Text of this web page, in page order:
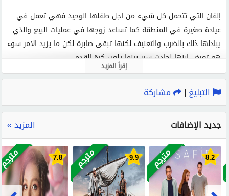
تحمل يا قلبي
مسلسل تحمل يا قلبي
تحمل يا قلبي الحلقة 8
مسلسل تحمل يا قلبي حلقة 8
تحمل يا قلبي الحلقة 8 مترجم
مسلسل تحمل يا قلبي الحلقة 8
تحمل يا قلبي 8 قصة عشق
تحمل يا قلبي 8
إلفان التي تتحمل كل شيء من اجل طفلها الوحيد فهي تعمل في
عيادة صغيرة في المنطقة كما تساعد زوجها في عمليات البيع والذي
يبادلها ذلك بالضرب والتعنيف لكنها تبقى صابرة لكن ما يزيد الامر سوء
هو تعرض ابنها لحادث سير بينما يلعب كرة القدم
إقرأ المزيد
التبليغ| مشاركة
جديد الإضافات المزيد »
8.2 مترجم 9.9 مترجم 7.8